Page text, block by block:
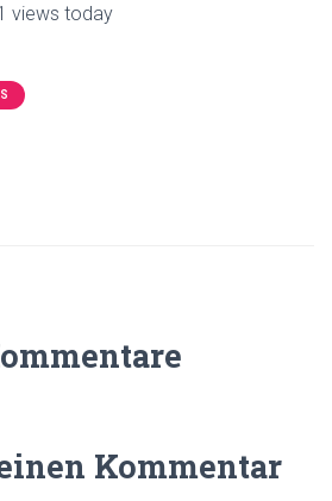
views today
Kommentar